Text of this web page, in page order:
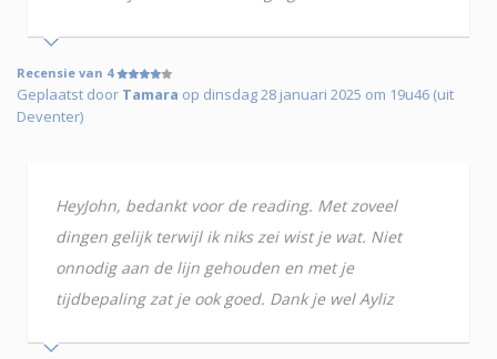
Recensie van 4
Geplaatst door Tamara op dinsdag 28 januari 2025 om 19u46 (uit
Deventer)
HeyJohn, bedankt voor de reading. Met zoveel
dingen gelijk terwijl ik niks zei wist je wat. Niet
onnodig aan de lijn gehouden en met je
tijdbepaling zat je ook goed. Dank je wel Ayliz